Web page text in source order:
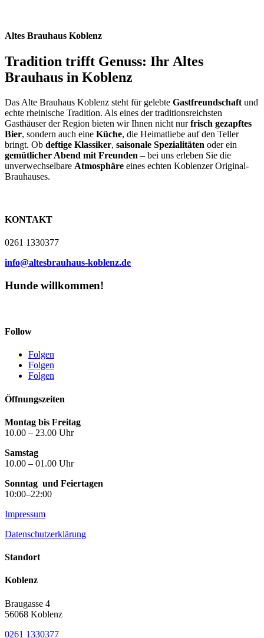
Altes Brauhaus Koblenz
Tradition trifft Genuss: Ihr Altes
Brauhaus in Koblenz
Das Alte Brauhaus Koblenz steht für gelebte Gastfreundschaft und
echte rheinische Tradition. Als eines der traditionsreichsten
Gasthäuser der Region bieten wir Ihnen nicht nurfrisch gezapftes
Bier, sondern auch eine Küche, die Heimatliebe auf den Teller
bringt. Ob deftige Klassiker, saisonale Spezialitäten oder ein
gemütlicher Abend mit Freunden – bei uns erleben Sie die
unverwechselbare Atmosphäre eines echten Koblenzer Original-
Brauhauses.
KONTAKT
0261 1330377
info@altesbrauhaus-koblenz.de
Hunde willkommen!
Follow
Folgen
Folgen
Folgen
Öffnungszeiten
Montag bis Freitag
10.00 – 23.00 Uhr
Samstag
10.00 – 01.00 Uhr
Sonntag und Feiertagen
10:00–22:00
Impressum
Datenschutzerklärung
Standort
Koblenz
Braugasse 4
56068 Koblenz
0261 1330377